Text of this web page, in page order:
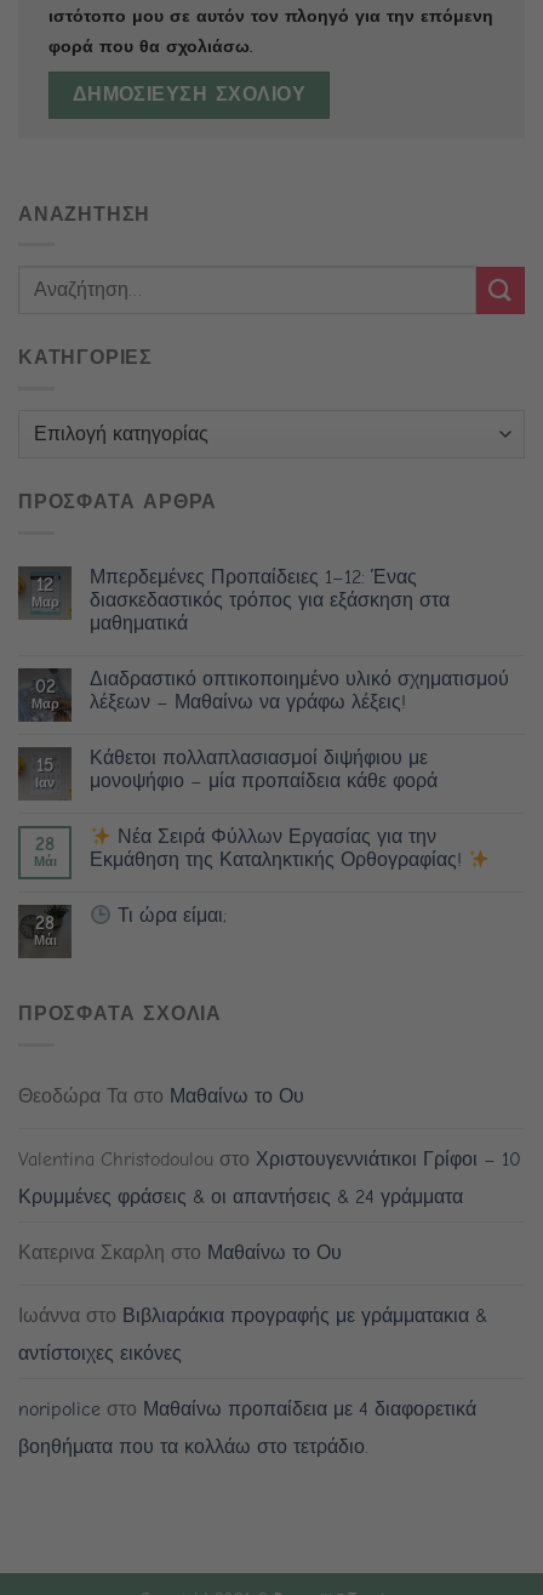
ιστότοπο μου σε αυτόν τον πλοηγό για την επόμενη
φορά που θα σχολιάσω.
ΑΝΑΖΗΤΗΣΗ
ΚΑΤΗΓΟΡΙΕΣ
Κατηγορίες
ΠΡΟΣΦΑΤΑ ΑΡΘΡΑ
12
Μαρ
Μπερδεμένες Προπαίδειες 1–12: Ένας
διασκεδαστικός τρόπος για εξάσκηση στα
μαθηματικά
02
Μαρ
Διαδραστικό οπτικοποιημένο υλικό σχηματισμού
λέξεων – Μαθαίνω να γράφω λέξεις!
15
Ιαν
Κάθετοι πολλαπλασιασμοί διψήφιου με
μονοψήφιο – μία προπαίδεια κάθε φορά
28
Μάι
Νέα Σειρά Φύλλων Εργασίας για την
Εκμάθηση της Καταληκτικής Ορθογραφίας!
28
Μάι
Τι ώρα είμαι;
ΠΡΟΣΦΑΤΑ ΣΧΟΛΙΑ
Θεοδώρα Τα στο Μαθαίνω το Ου
Valentina Christodoulou στο Χριστουγεννιάτικοι Γρίφοι – 10
Κρυμμένες φράσεις & οι απαντήσεις & 24 γράμματα
Κατερινα Σκαρλη στο Μαθαίνω το Ου
Ιωάννα στο Βιβλιαράκια προγραφής με γράμματακια &
αντίστοιχες εικόνες
noripolice στο Μαθαίνω προπαίδεια με 4 διαφορετικά
βοηθήματα που τα κολλάω στο τετράδιο.